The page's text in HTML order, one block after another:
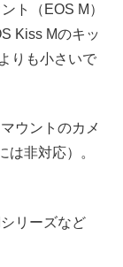
ト（EOS M）
Kiss Mのキッ
りも小さいで
ウントのカメ
は非対応）。
リーズなど